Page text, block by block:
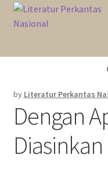
Skip
to
Langsung
ke
Sahabat Anda
Kategori
by Literatur Perkantas
Dengan
Diasinkan